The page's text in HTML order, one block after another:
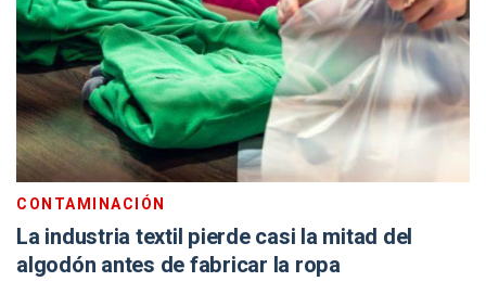
CONTAMINACIÓN
La industria textil pierde casi la mitad del
algodón antes de fabricar la ropa